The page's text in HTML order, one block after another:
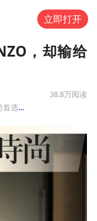
立即打开
，却输给
首选 来自北京市
38.8万阅读